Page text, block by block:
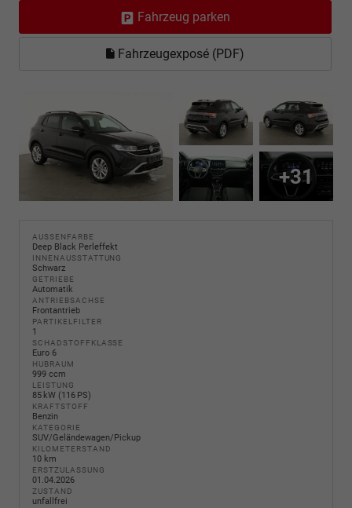
Fahrzeug parken
Fahrzeugexposé (PDF)
+31
AUSSENFARBE
Deep Black Perleffekt
INNENAUSSTATTUNG
Schwarz
GETRIEBE
Automatik
ANTRIEBSACHSE
Frontantrieb
PARTIKELFILTER
1
SCHADSTOFFKLASSE
Euro 6
HUBRAUM
999 ccm
LEISTUNG
85 kW (116 PS)
KRAFTSTOFF
Benzin
KATEGORIE
SUV/Geländewagen/Pickup
KILOMETERSTAND
10 km
ERSTZULASSUNG
01.04.2026
ZUSTAND
unfallfrei